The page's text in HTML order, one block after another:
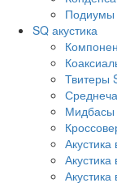
Подиумы
SQ акустика
Твитеры
Мидбасы